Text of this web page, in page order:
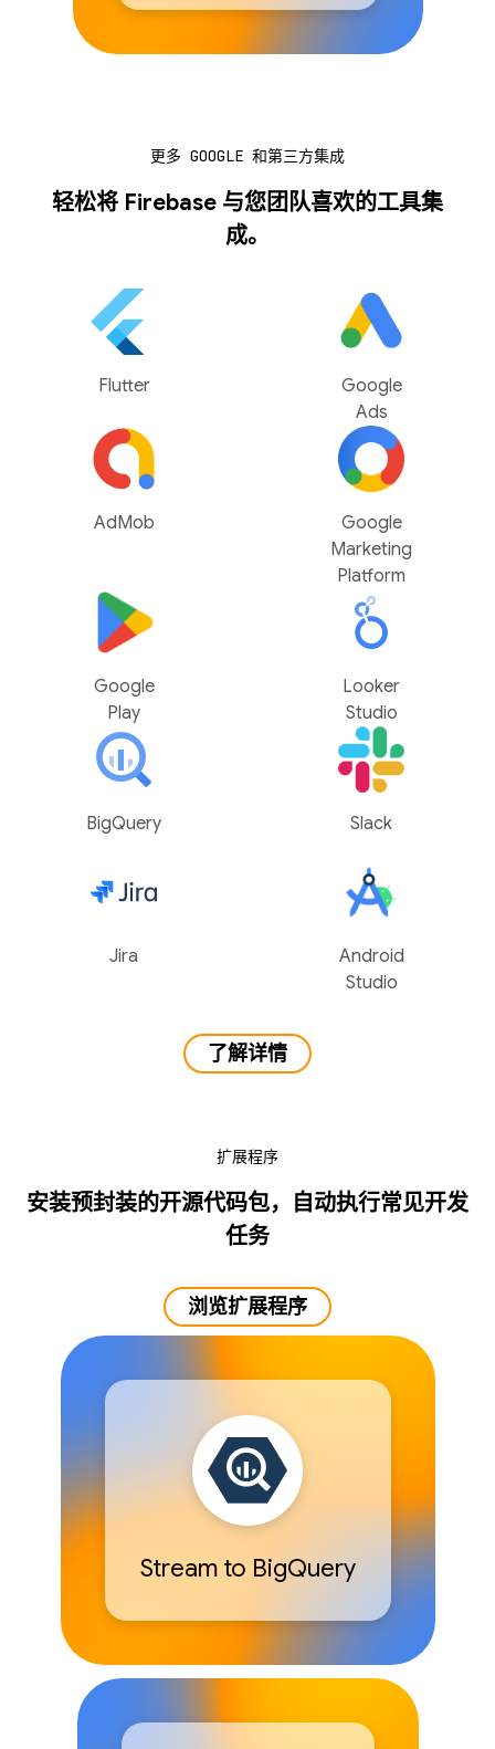
更多 GOOGLE 和第三方集成
轻松将 Firebase 与您团队喜欢的工具集
成。
Flutter
Google
Ads
AdMob
Google
Marketing
Platform
Google
Play
Looker
Studio
BigQuery Slack
Jira
Android
Studio
了解详情
扩展程序
安装预封装的开源代码包，自动执行常见开发
任务
浏览扩展程序
Stream to BigQuery